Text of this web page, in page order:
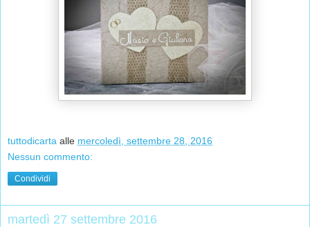
tuttodicarta alle mercoledì, settembre 28, 2016
Nessun commento:
Condividi
martedì 27 settembre 2016